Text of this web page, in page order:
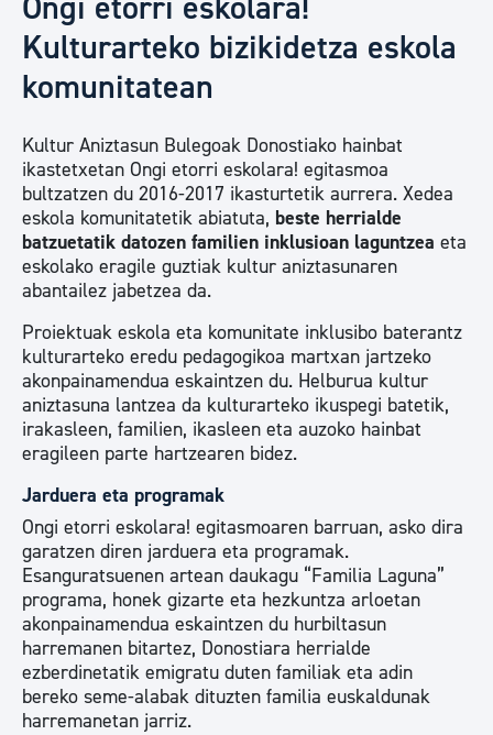
Kulturarteko bizikidetza eskola
komunitatean
Kultur Aniztasun Bulegoak Donostiako hainbat
ikastetxetan Ongi etorri eskolara! egitasmoa
bultzatzen du 2016-2017 ikasturtetik aurrera. Xedea
eskola komunitatetik abiatuta, beste herrialde
batzuetatik datozen familien inklusioan laguntzea eta
eskolako eragile guztiak kultur aniztasunaren
abantailez jabetzea da.
Proiektuak eskola eta komunitate inklusibo baterantz
kulturarteko eredu pedagogikoa martxan jartzeko
akonpainamendua eskaintzen du. Helburua kultur
aniztasuna lantzea da kulturarteko ikuspegi batetik,
irakasleen, familien, ikasleen eta auzoko hainbat
eragileen parte hartzearen bidez.
Jarduera eta programak
Ongi etorri eskolara! egitasmoaren barruan, asko dira
garatzen diren jarduera eta programak.
Esanguratsuenen artean daukagu “Familia Laguna”
programa, honek gizarte eta hezkuntza arloetan
akonpainamendua eskaintzen du hurbiltasun
harremanen bitartez, Donostiara herrialde
ezberdinetatik emigratu duten familiak eta adin
bereko seme-alabak dituzten familia euskaldunak
harremanetan jarriz.